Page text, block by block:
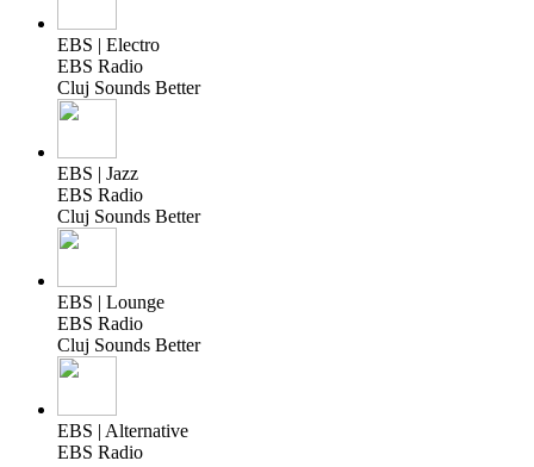
EBS | Electro
EBS Radio
Cluj Sounds Better
EBS | Jazz
EBS Radio
Cluj Sounds Better
EBS | Lounge
EBS Radio
Cluj Sounds Better
EBS | Alternative
EBS Radio